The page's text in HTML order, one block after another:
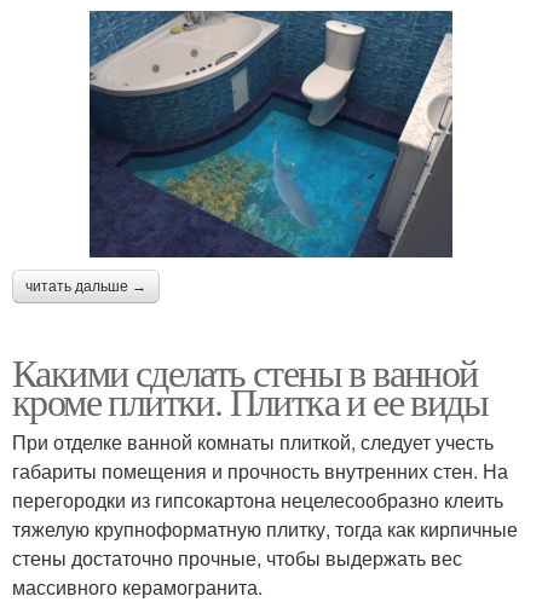
читать дальше →
Какими сделать стены в ванной
кроме плитки. Плитка и ее виды
При отделке ванной комнаты плиткой, следует учесть
габариты помещения и прочность внутренних стен. На
перегородки из гипсокартона нецелесообразно клеить
тяжелую крупноформатную плитку, тогда как кирпичные
стены достаточно прочные, чтобы выдержать вес
массивного керамогранита.